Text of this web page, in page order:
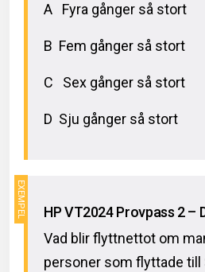
A Fyra gånger så stort
B Fem gånger så stort
C Sex gånger så stort
D Sju gånger så stort
HP VT2024 Provpass 2 –
Vad blir flyttnettot om
personer som flyttade till